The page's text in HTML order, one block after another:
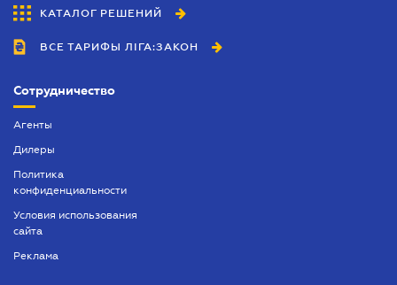
КАТАЛОГ РЕШЕНИЙ
ВСЕ ТАРИФЫ ЛІГА:ЗАКОН
Сотрудничество
Агенты
Дилеры
Политика
конфиденциальности
Условия использования
сайта
Реклама